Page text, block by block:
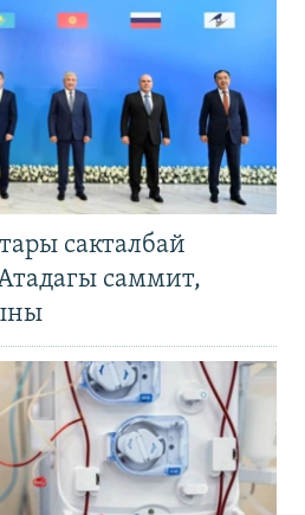
сакталбай
саммит,